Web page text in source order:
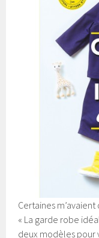
Certaines
« La garde robe
deux modèles pour